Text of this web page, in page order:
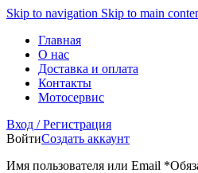
Skip to navigation Skip to main
Главная
О нас
Доставка и оплата
Контакты
Мотосервис
Вход / Регистрация
ВойтиСоздать аккаунт
Имя пользователя или Email *